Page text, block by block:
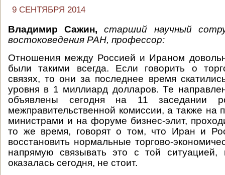
9 СЕНТЯБРЯ 2014
Владимир Сажин,старший научный
востоковедения РАН, профессор:
Отношения между Россией и Ираном
были такими всегда. Если говорить о
связях, то они за последнее время
уровня в 1 миллиард долларов. Те
объявлены сегодня на 11 заседании
межправительственной комиссии, а также на
министрами и на форуме бизнес-элит,
то же время, говорят о том, что Иран и
восстановить нормальные торгово-
напрямую связывать это с той ситуацией,
оказалась сегодня, не стоит.